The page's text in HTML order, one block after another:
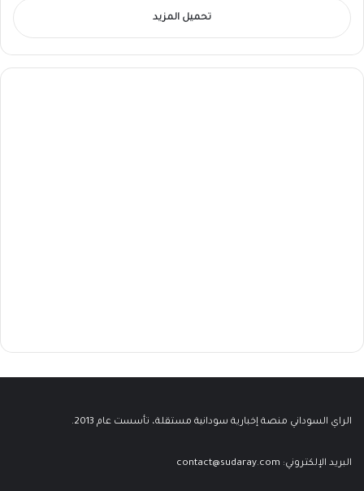
تحميل المزيد
الراي السوداني منصة إخبارية سودانية مستقلة، تأسست عام 2013.
البريد الإلكتروني: contact@sudaray.com